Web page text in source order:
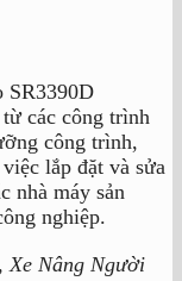
SR3390D
các công trình
công trình,
lắp đặt và sửa
nhà máy sản
nghiệp.
Xe Nâng Người